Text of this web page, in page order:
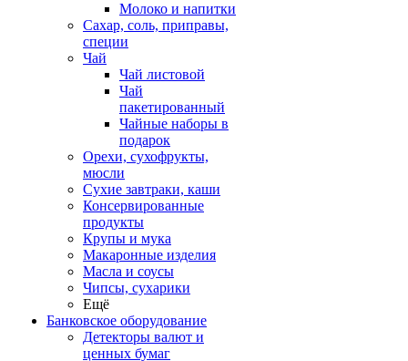
Молоко и напитки
Сахар, соль, приправы,
специи
Чай
Чай листовой
Чай
пакетированный
Чайные наборы в
подарок
Орехи, сухофрукты,
мюсли
Сухие завтраки, каши
Консервированные
продукты
Крупы и мука
Макаронные изделия
Масла и соусы
Чипсы, сухарики
Ещё
Банковское оборудование
Детекторы валют и
ценных бумаг